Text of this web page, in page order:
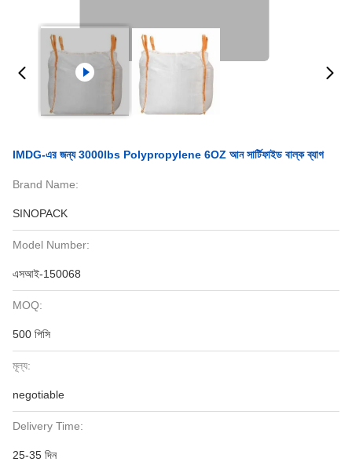
IMDG-এর জন্য 3000lbs Polypropylene 6OZ আন সার্টিফাইড বাল্ক ব্যাগ
Brand Name:
SINOPACK
Model Number:
এসআই-150068
MOQ:
500 পিসি
মূল্য:
negotiable
Delivery Time:
25-35 দিন